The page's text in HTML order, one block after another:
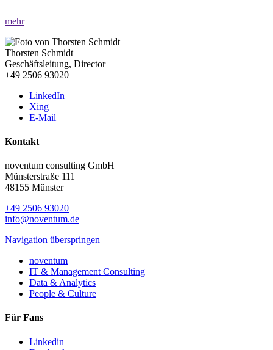
mehr
Thorsten Schmidt
Geschäftsleitung, Director
+49 2506 93020
LinkedIn
Xing
E-Mail
Kontakt
noventum consulting GmbH
Münsterstraße 111
48155 Münster
+49 2506 93020
info@noventum.de
Navigation überspringen
noventum
IT & Management Consulting
Data & Analytics
People & Culture
Für Fans
Linkedin